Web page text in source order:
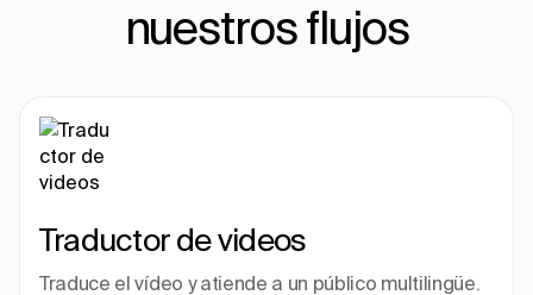
nuestros flujos
Traductor de videos
Traduce el vídeo y atiende a un público multilingüe.